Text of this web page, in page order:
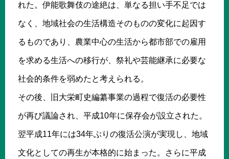
れた。伊能歌舞伎の途絶は、単なる担い手不足では
なく、地域社会の生活構造そのものの変化に起因す
るものであり、農業中心の生活から都市部での雇用
を求める生活への移行が、祭礼や芸能継承に必要な
社会的条件を弱めたと考えられる。
その後、旧大栄町史編纂事業の過程で復活の必要性
が再び議論され、平成10年に保存会が設立された。
翌平成11年には34年ぶりの復活公演が実現し、地域
文化としての再生が本格的に始まった。さらに平成